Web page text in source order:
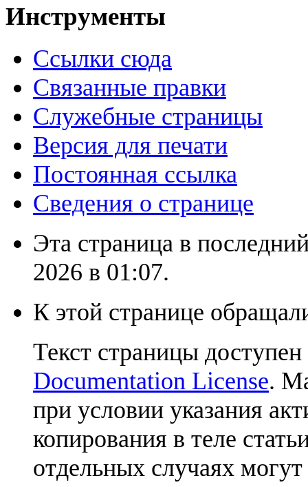
Инструменты
Ссылки сюда
Связанные правки
Служебные страницы
Версия для печати
Постоянная ссылка
Сведения о странице
Эта страница в
2026 в 01:07.
К этой странице
Текст страницы
Documentation License.
при условии указания
копирования в теле
отдельных случаях